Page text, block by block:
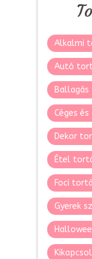
Alkalmi
Autó
Céges
Dekor
Étel
Foci
Gyerek